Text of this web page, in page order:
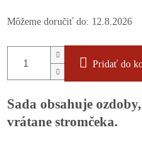
Môžeme doručiť do: 12.8.2026
Pridať do
Sada obsahuje
vrátane stromčeka.